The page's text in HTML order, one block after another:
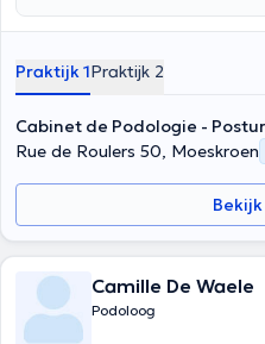
gespecialiseerd in podologie en
Moeskroen, in Marke en in de
met plezier ontvangen.
Praktijk 1Praktijk 2
Cabinet de Podologie -
Rue de Roulers 50, Moeskroen
Camille De Waele
Podoloog